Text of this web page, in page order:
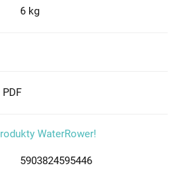
6 kg
WaterRower!
5903824595446